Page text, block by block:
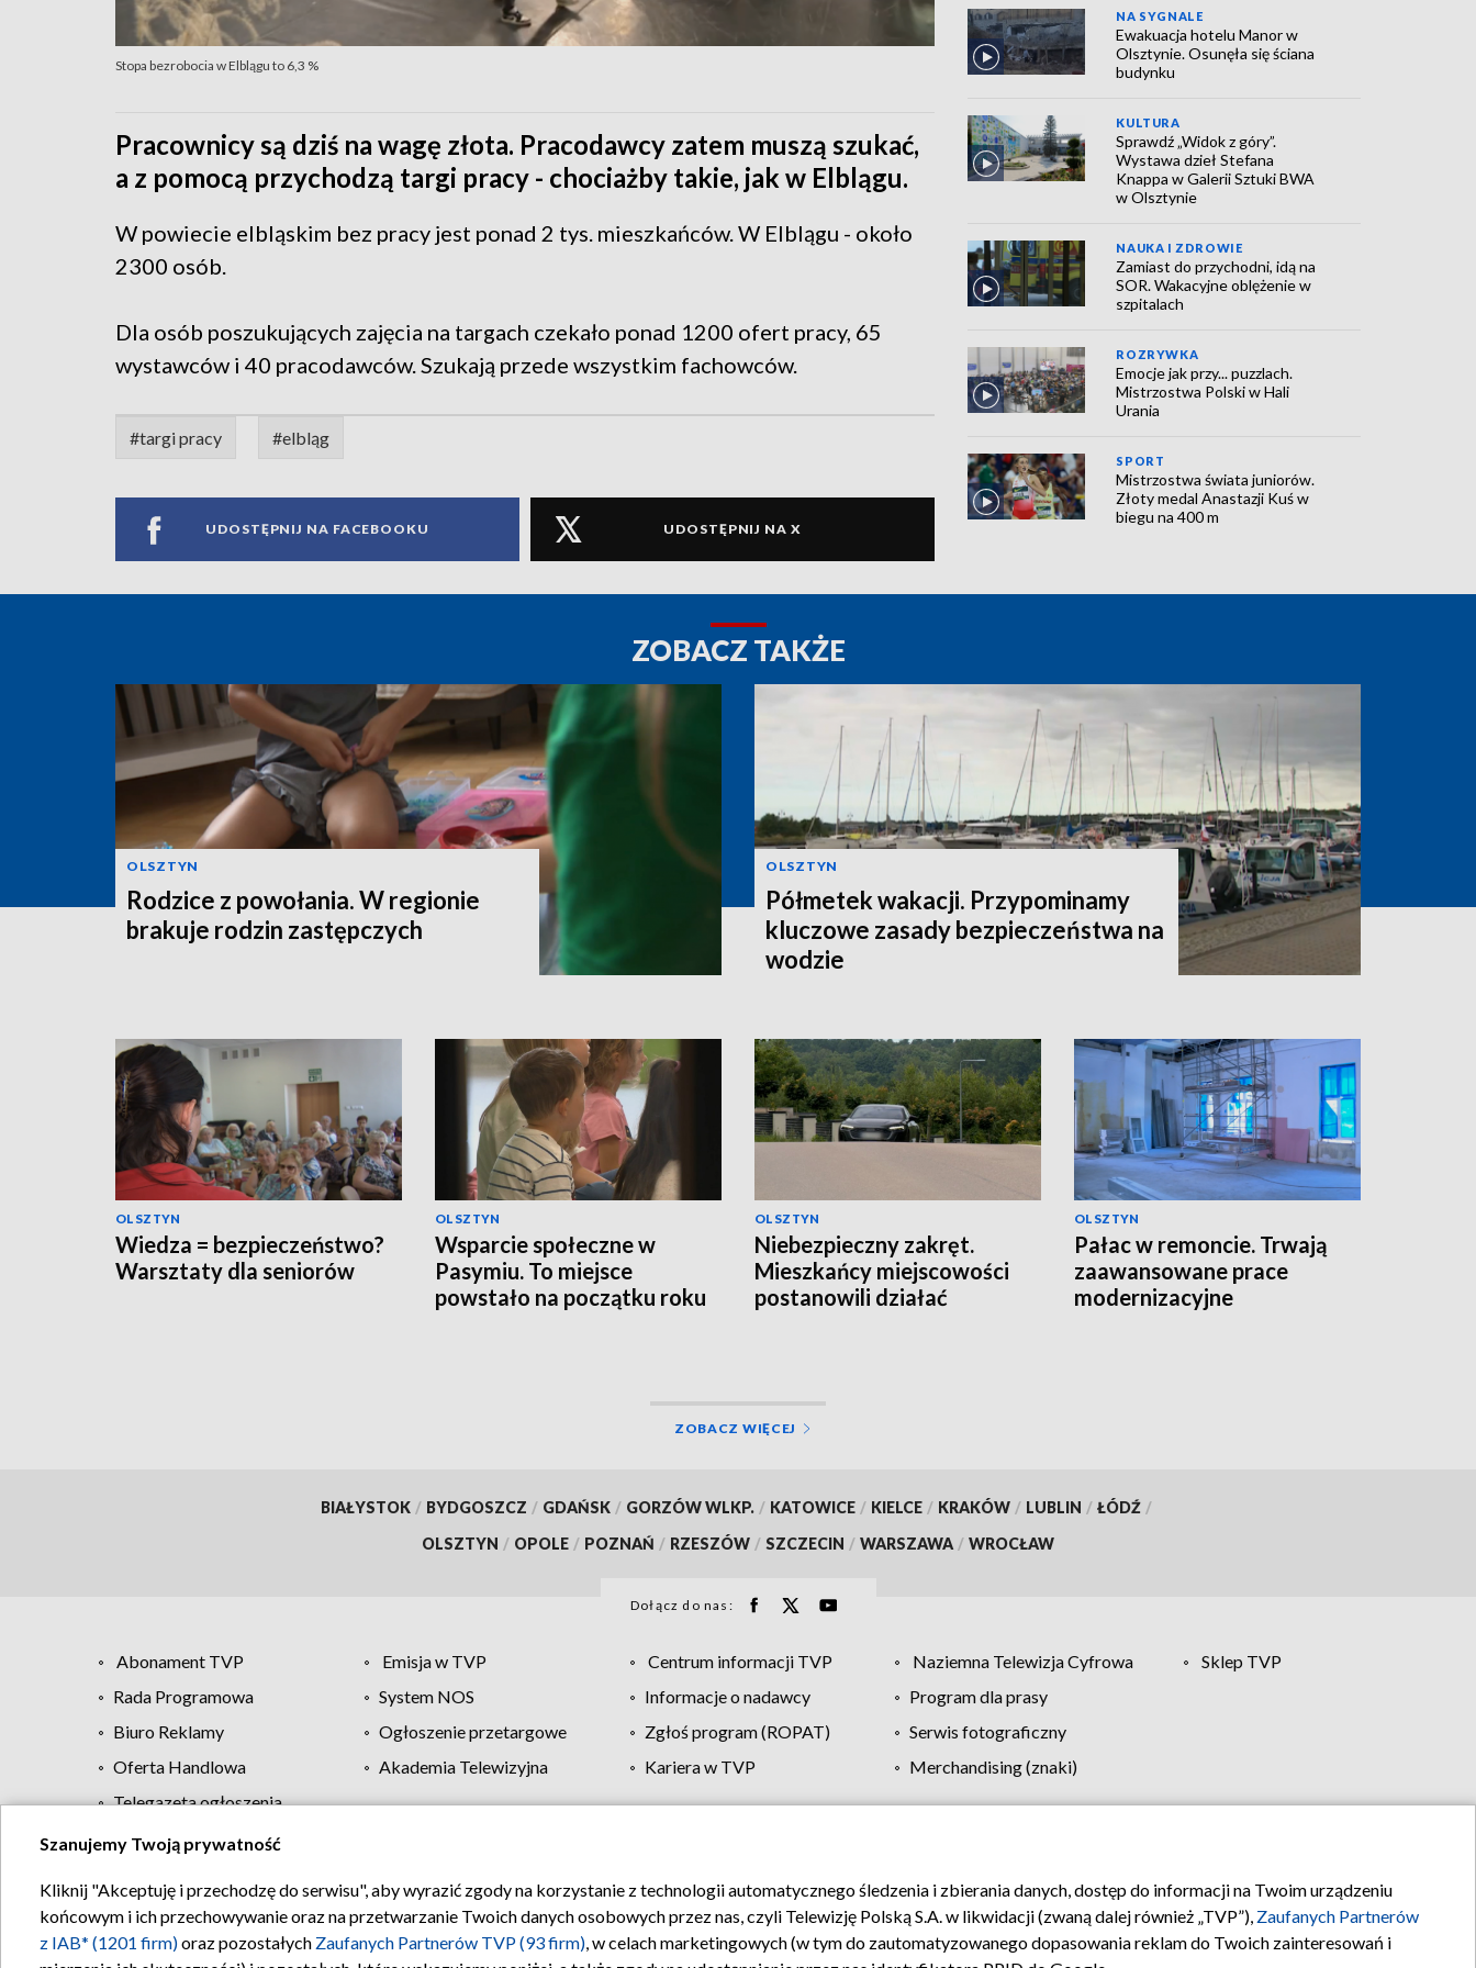
Stopa bezrobocia w Elblągu to 6,3 %
Pracownicy są dziś na wagę złota. Pracodawcy zatem muszą szukać,
a z pomocą przychodzą targi pracy - chociażby takie, jak w Elblągu.
W powiecie elbląskim bez pracy jest ponad 2 tys. mieszkańców. W Elblągu - około
2300 osób.
Dla osób poszukujących zajęcia na targach czekało ponad 1200 ofert pracy, 65
wystawców i 40 pracodawców. Szukają przede wszystkim fachowców.
#targi pracy #elbląg
UDOSTĘPNIJ NA FACEBOOKU UDOSTĘPNIJ NA X
NA SYGNALE
Ewakuacja hotelu Manor w
Olsztynie. Osunęła się ściana
budynku
KULTURA
Sprawdź „Widok z góry”.
Wystawa dzieł Stefana
Knappa w Galerii Sztuki BWA
w Olsztynie
NAUKA I ZDROWIE
Zamiast do przychodni, idą na
SOR. Wakacyjne oblężenie w
szpitalach
ROZRYWKA
Emocje jak przy... puzzlach.
Mistrzostwa Polski w Hali
Urania
SPORT
Mistrzostwa świata juniorów.
Złoty medal Anastazji Kuś w
biegu na 400 m
ZOBACZ TAKŻE
OLSZTYN
Rodzice z powołania. W regionie
brakuje rodzin zastępczych
OLSZTYN
Półmetek wakacji. Przypominamy
kluczowe zasady bezpieczeństwa na
wodzie
OLSZTYN
Wiedza = bezpieczeństwo?
Warsztaty dla seniorów
OLSZTYN
Wsparcie społeczne w
Pasymiu. To miejsce
powstało na początku roku
OLSZTYN
Niebezpieczny zakręt.
Mieszkańcy miejscowości
postanowili działać
OLSZTYN
Pałac w remoncie. Trwają
zaawansowane prace
modernizacyjne
ZOBACZ WIĘCEJ
BIAŁYSTOK / BYDGOSZCZ / GDAŃSK / GORZÓW WLKP. / KATOWICE / KIELCE / KRAKÓW / LUBLIN / ŁÓDŹ /
OLSZTYN / OPOLE / POZNAŃ / RZESZÓW / SZCZECIN / WARSZAWA / WROCŁAW
Dołącz do nas:
Abonament TVP Emisja w TVP Centrum informacji TVP Naziemna Telewizja Cyfrowa
Sklep TVP
Rada Programowa
System NOS Informacje o nadawcy
Program dla prasy
Biuro Reklamy
Ogłoszenie przetargowe Zgłoś program (ROPAT)
Serwis fotograficzny
Oferta Handlowa
Akademia Telewizyjna Kariera w TVP
Merchandising (znaki)
Telegazeta ogłoszenia
Regulamin TVP Polityka prywatności Moje zgody Pomoc Biuro reklamy Kontakt
Szanujemy Twoją prywatność
Kliknij "Akceptuję i przechodzę do serwisu", aby wyrazić zgody na korzystanie z technologii automatycznego śledzenia i zbierania danych, dostęp do informacji na Twoim urządzeniu
końcowym i ich przechowywanie oraz na przetwarzanie Twoich danych osobowych przez nas, czyli Telewizję Polską S.A. w likwidacji (zwaną dalej również „TVP”), Zaufanych Partnerów
z IAB* (1201 firm)oraz pozostałych Zaufanych Partnerów TVP (93 firm), w celach marketingowych (w tym do zautomatyzowanego dopasowania reklam do Twoich zainteresowań i